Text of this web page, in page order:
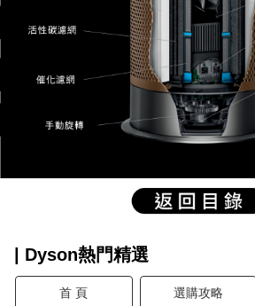
| Dyson熱門精選
首 頁 選購攻略